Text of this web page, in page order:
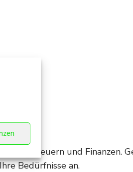
um Steuern und Finanzen.
Bedürfnisse an.